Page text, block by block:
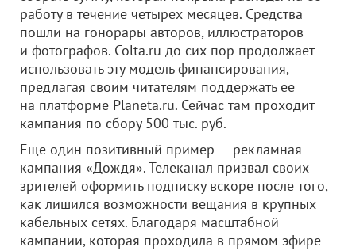
работу в течение четырех месяцев. Средства
пошли на гонорары авторов, иллюстраторов
и фотографов. Colta.ru до сих пор продолжает
использовать эту модель финансирования,
предлагая своим читателям поддержать ее
на платформе Planeta.ru. Сейчас там проходит
кампания по сбору 500 тыс. руб.
Еще один позитивный пример — рекламная
кампания «Дождя». Телеканал призвал своих
зрителей оформить подписку вскоре после того,
как лишился возможности вещания в крупных
кабельных сетях. Благодаря масштабной
кампании, которая проходила в прямом эфире